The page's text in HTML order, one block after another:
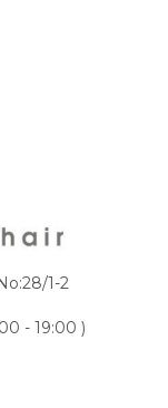
1-2
- 19:00 )